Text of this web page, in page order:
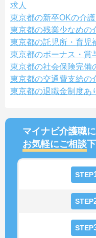
求人
東京都の新卒OKの介
東京都の残業少なめの
東京都の託児所・育児
東京都のボーナス・賞
東京都の社会保険完備
東京都の交通費支給の
東京都の退職金制度あ
マイナビ介護職に
お気軽にご相談
STEP
STEP
STEP